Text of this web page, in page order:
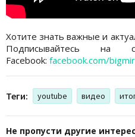
Хотите знать важные и
Подписывайтесь на
Facebook: facebook.com/
Теги: youtube видео
Не пропусти другие